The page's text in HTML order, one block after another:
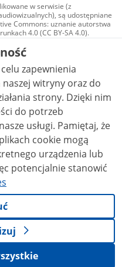
w serwisie (z
są udostępniane
Commons: uznanie autorstwa
4.0 (CC BY-SA 4.0).
w tym zdjęcia, materiały
na licencji typu
autorstwa użycie
zależnych 4.0 (CC BY-
to stwierdzone inaczej.
zapewnienia
witryny oraz do
Dzięki nim
do potrzeb
Pamiętaj, że
cookie mogą
urządzenia lub
potencjalnie stanowić